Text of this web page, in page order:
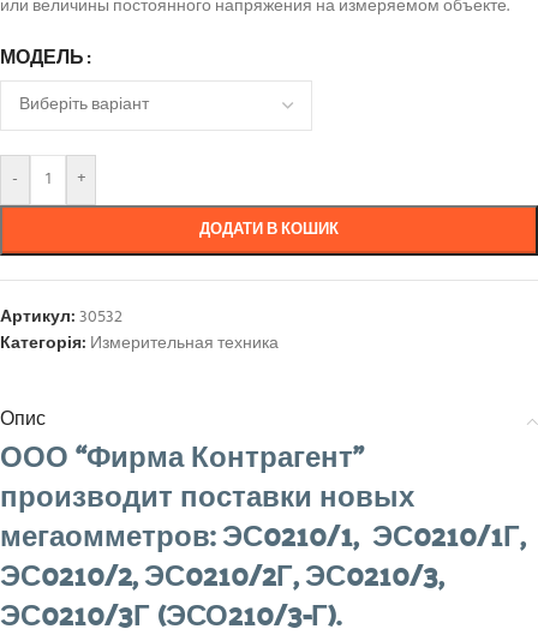
или величины постоянного напряжения на измеряемом объекте.
МОДЕЛЬ
- +
ДОДАТИ В КОШИК
Артикул:30532
Категорія: Измерительная техника
Опис
ООО “Фирма Контрагент”
производит поставки новых
мегаомметров: ЭС0210/1, ЭС0210/1Г,
ЭС0210/2, ЭС0210/2Г, ЭС0210/3,
ЭС0210/3Г (ЭСО210/3-Г).